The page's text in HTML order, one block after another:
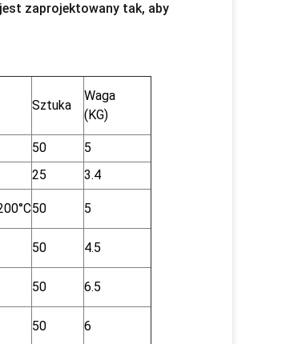
zaprojektowany tak, aby
Sztuka
Waga
(KG)
50
5
25 3.4
50 5
50 4.5
50 6.5
50 6